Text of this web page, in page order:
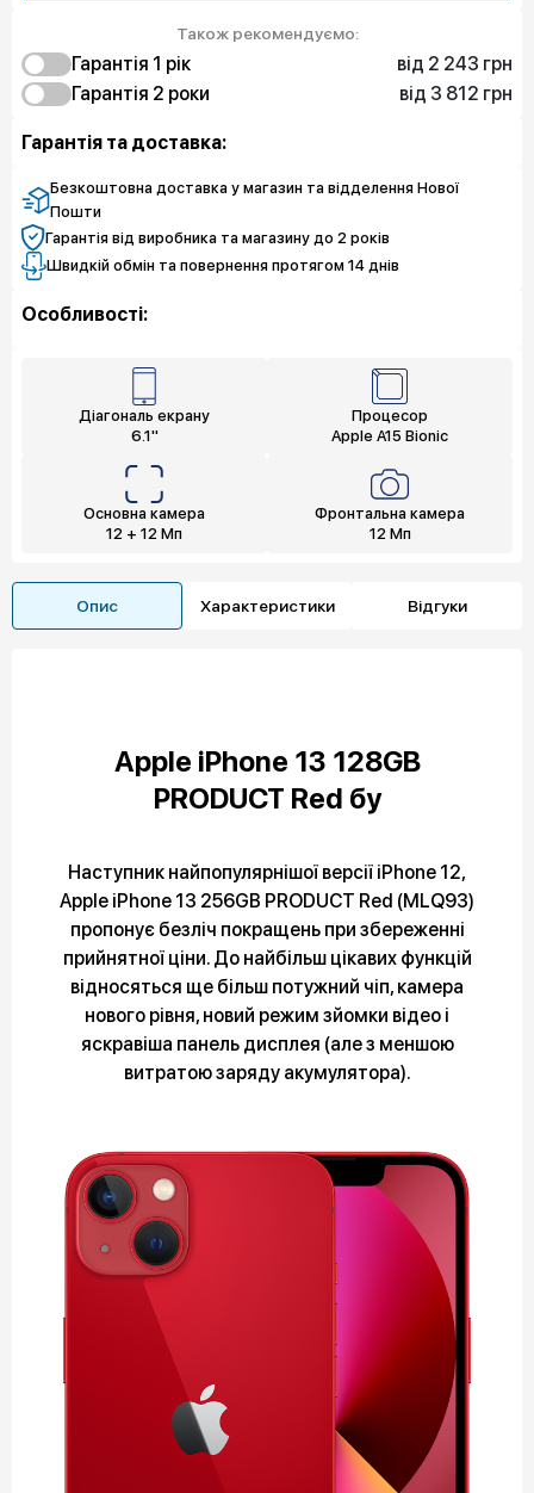
Також рекомендуємо:
Гарантія 1 рiк
від 2 243 грн
Захист від браку
2 243 грн
Чистий спокій
Гарантія 2 роки
від 3 812 грн
Захист екрану
Чистий спокій
6 055 грн
Гарантія та доставка:
Безкоштовна доставка у магазин та відделення Нової
Пошти
Гарантія від виробника та магазину до 2 років
Швидкій обмін та повернення протягом 14 днів
Особливості:
Діагональ екрану
6.1"
Процесор
Apple A15 Bionic
Основна камера
12 + 12 Мп
Фронтальна камера
12 Мп
Опис Характеристики Відгуки
Apple iPhone 13 128GB
PRODUCT Red бу
Наступник найпопулярнішої версії iPhone 12,
Apple iPhone 13 256GB PRODUCT Red (MLQ93)
пропонує безліч покращень при збереженні
прийнятної ціни. До найбільш цікавих функцій
відносяться ще більш потужний чіп, камера
нового рівня, новий режим зйомки відео і
яскравіша панель дисплея (але з меншою
витратою заряду акумулятора).